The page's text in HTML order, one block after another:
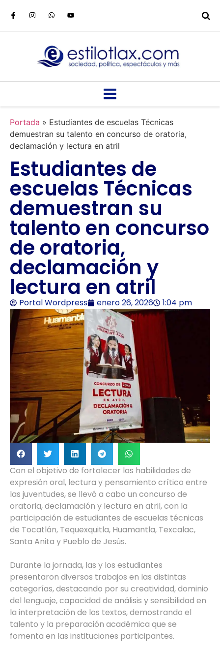
Portada » Estudiantes de escuelas Técnicas
demuestran su talento en concurso de oratoria,
declamación y lectura en atril
Estudiantes de
escuelas Técnicas
demuestran su
talento en concurso
de oratoria,
declamación y
lectura en atril
Portal Wordpress enero 26, 2026 1:04 pm
Con el objetivo de fortalecer las habilidades de
expresión oral, lectura y pensamiento crítico entre
las juventudes, se llevó a cabo un concurso de
oratoria, declamación y lectura en atril, con la
participación de estudiantes de escuelas técnicas
de Tocatlán, Tequexquitla, Huamantla, Texcalac,
Santa Anita y Pueblo de Jesús.
Durante la jornada, las y los estudiantes
presentaron diversos trabajos en las distintas
categorías, destacando por su creatividad, dominio
del lenguaje, capacidad de análisis y sensibilidad en
la interpretación de los textos, demostrando el
talento y la preparación académica que se
fomenta en las instituciones participantes.